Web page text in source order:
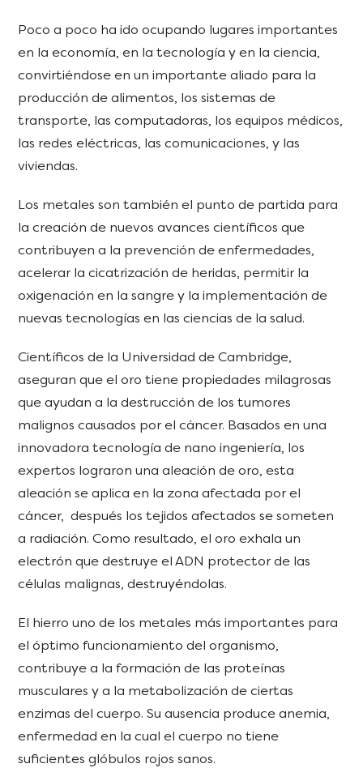
Poco a poco ha ido ocupando lugares importantes
en la economía, en la tecnología y en la ciencia,
convirtiéndose en un importante aliado para la
producción de alimentos, los sistemas de
transporte, las computadoras, los equipos médicos,
las redes eléctricas, las comunicaciones, y las
viviendas.
Los metales son también el punto de partida para
la creación de nuevos avances científicos que
contribuyen a la prevención de enfermedades,
acelerar la cicatrización de heridas, permitir la
oxigenación en la sangre y la implementación de
nuevas tecnologías en las ciencias de la salud.
Científicos de la Universidad de Cambridge,
aseguran que el oro tiene propiedades milagrosas
que ayudan a la destrucción de los tumores
malignos causados por el cáncer. Basados en una
innovadora tecnología de nano ingeniería, los
expertos lograron una aleación de oro, esta
aleación se aplica en la zona afectada por el
cáncer, después los tejidos afectados se someten
a radiación. Como resultado, el oro exhala un
electrón que destruye el ADN protector de las
células malignas, destruyéndolas.
El hierro uno de los metales más importantes para
el óptimo funcionamiento del organismo,
contribuye a la formación de las proteínas
musculares y a la metabolización de ciertas
enzimas del cuerpo. Su ausencia produce anemia,
enfermedad en la cual el cuerpo no tiene
suficientes glóbulos rojos sanos.